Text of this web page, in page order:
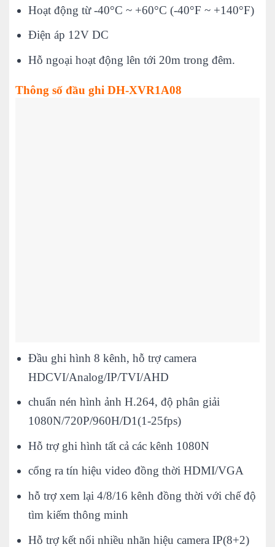
Hoạt động từ -40°C ~ +60°C (-40°F ~ +140°F)
Điện áp 12V DC
Hỗ ngoại hoạt động lên tới 20m trong đêm.
Thông số đầu ghi DH-XVR1A08
Đầu ghi hình 8 kênh, hỗ trợ camera
HDCVI/Analog/IP/TVI/AHD
chuẩn nén hình ảnh H.264, độ phân giải
1080N/720P/960H/D1(1-25fps)
Hỗ trợ ghi hình tất cả các kênh 1080N
cổng ra tín hiệu video đồng thời HDMI/VGA
hỗ trợ xem lại 4/8/16 kênh đồng thời với chế độ
tìm kiếm thông minh
Hỗ trợ kết nối nhiều nhãn hiệu camera IP(8+2)